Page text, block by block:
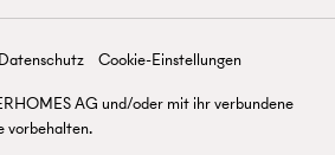
Datenschutz
Cookie-Einstellungen
AG und/oder mit ihr verbundene
vorbehalten.